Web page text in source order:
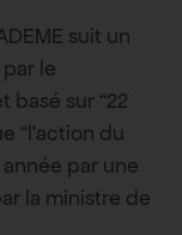
suit un
par le
sur “22
“l’action du
année par une
la ministre de